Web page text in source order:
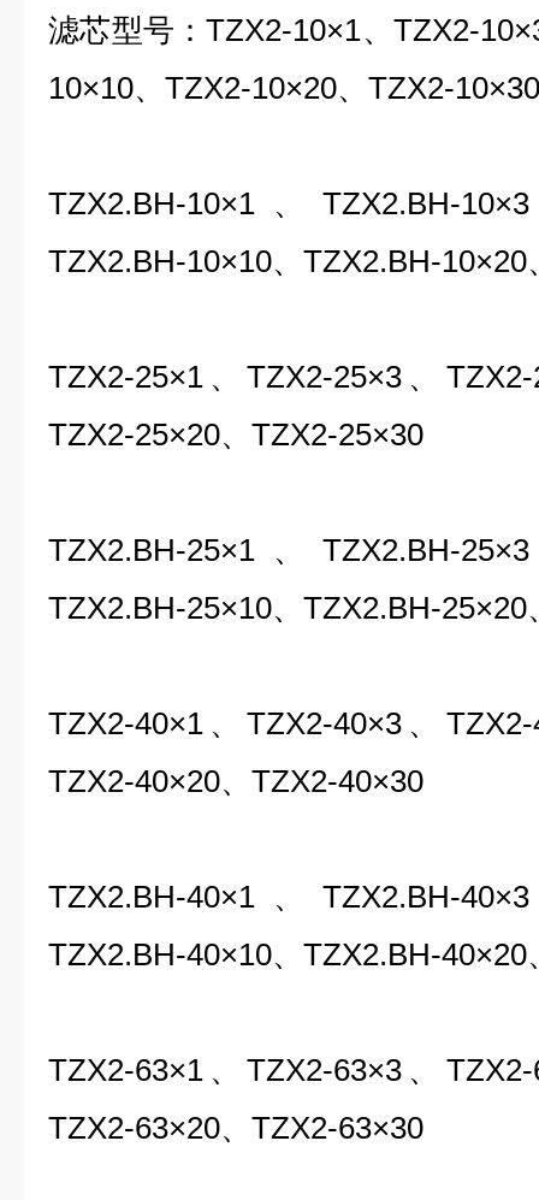
滤芯型号：TZX2-10×1、TZX2-
10×10、TZX2-10×20、TZX2-10×30
TZX2.BH-10×1、TZX2.BH-
TZX2.BH-10×10、TZX2.BH-
TZX2-25×1、TZX2-25×3、
TZX2-25×20、TZX2-25×30
TZX2.BH-25×1、TZX2.BH-
TZX2.BH-25×10、TZX2.BH-
TZX2-40×1、TZX2-40×3、
TZX2-40×20、TZX2-40×30
TZX2.BH-40×1、TZX2.BH-
TZX2.BH-40×10、TZX2.BH-
TZX2-63×1、TZX2-63×3、
TZX2-63×20、TZX2-63×30